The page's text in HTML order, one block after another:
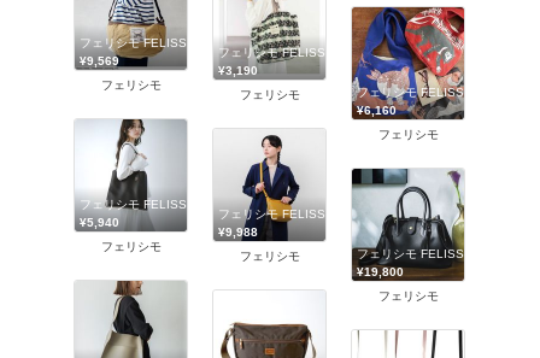
フェリシモ FELISSIMO
¥9,569
フェリシモ
フェリシモ FELISSIMO
¥3,190
フェリシモ
フェリシモ FELISSIMO
¥6,160
フェリシモ
フェリシモ FELISSIMO
¥5,940
フェリシモ
フェリシモ FELISSIMO
¥9,988
フェリシモ
フェリシモ FELISSIMO
¥19,800
フェリシモ